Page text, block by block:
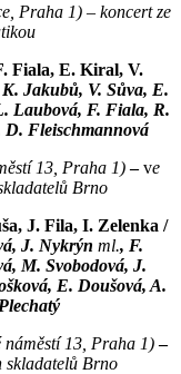
Praha 1) – koncert ze
Fiala, E. Kiral, V.
Jakubů, V. Sůva, E.
Laubová, F. Fiala, R.
D. Fleischmannová
13, Praha 1)–ve
Brno
J. Fila, I. Zelenka /
J. Nykrýn ml., F.
M. Svobodová, J.
E. Doušová, A.
náměstí 13, Praha 1)–
skladatelů Brno